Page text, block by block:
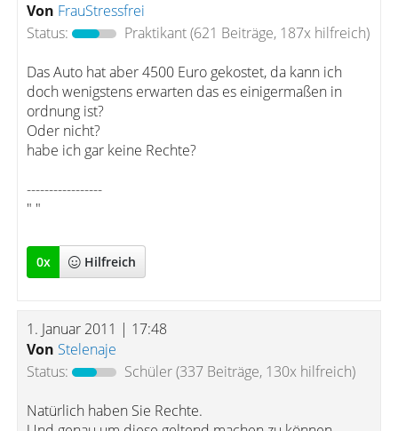
Von FrauStressfrei
Status:
Praktikant(621 Beiträge, 187x hilfreich)
Das Auto hat aber 4500 Euro gekostet, da kann ich
doch wenigstens erwarten das es einigermaßen in
ordnung ist?
Oder nicht?
habe ich gar keine Rechte?
-----------------
" "
0x Hilfreich
1. Januar 2011 | 17:48
Von Stelenaje
Status:
Schüler(337 Beiträge, 130x hilfreich)
Natürlich haben Sie Rechte.